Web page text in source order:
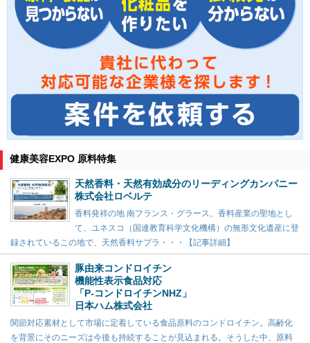
健康美容EXPO 原料特集
天然香料・天然有効成分のリーディングカンパニー
株式会社ロベルテ
香料発祥の地 南フランス・グラース。香料産業の聖地とし
て、ユネスコ（国連教育科学文化機構）の無形文化遺産に登
録されているこの地で、天然香料サプラ・・・【記事詳細】
豚由来コンドロイチン
機能性表示食品対応
「P-コンドロイチンNHZ」
日本ハム株式会社
関節対応素材として市場に定着している食品原料のコンドロイチン。高齢化
を背景にそのニーズは今後も持続することが見込まれる。そうした中、原料